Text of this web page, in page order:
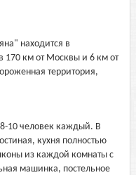
находится в
170 км от Москвы и 6 км от
территория,
10 человек каждый. В
кухня полностью
из каждой комнаты с
машинка, постельное